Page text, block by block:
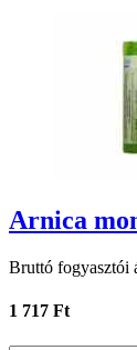
Arnica
Bruttó fogyasztói
1 717 Ft